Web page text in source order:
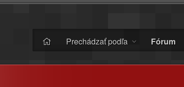
Prechádzať podľa Fórum